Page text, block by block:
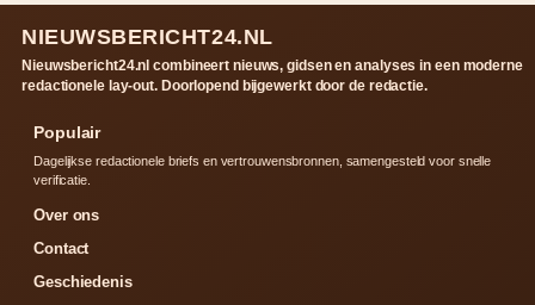
NIEUWSBERICHT24.NL
Nieuwsbericht24.nl combineert nieuws, gidsen en analyses in een moderne
redactionele lay-out. Doorlopend bijgewerkt door de redactie.
Populair
Dagelijkse redactionele briefs en vertrouwensbronnen, samengesteld voor snelle
verificatie.
Over ons
Contact
Geschiedenis